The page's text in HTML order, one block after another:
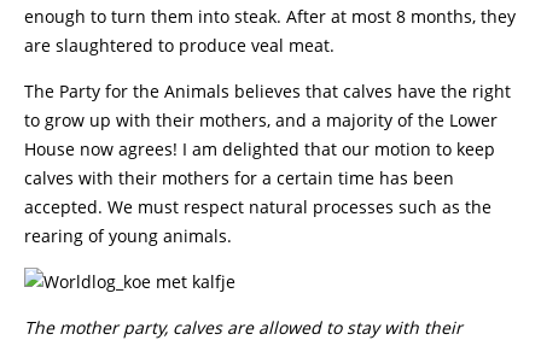
enough to turn them into steak. After at most 8 months, they
are slaughtered to produce veal meat.
The Party for the Animals believes that calves have the right
to grow up with their mothers, and a majority of the Lower
House now agrees! I am delighted that our motion to keep
calves with their mothers for a certain time has been
accepted. We must respect natural processes such as the
rearing of young animals.
The mother party, calves are allowed to stay with their